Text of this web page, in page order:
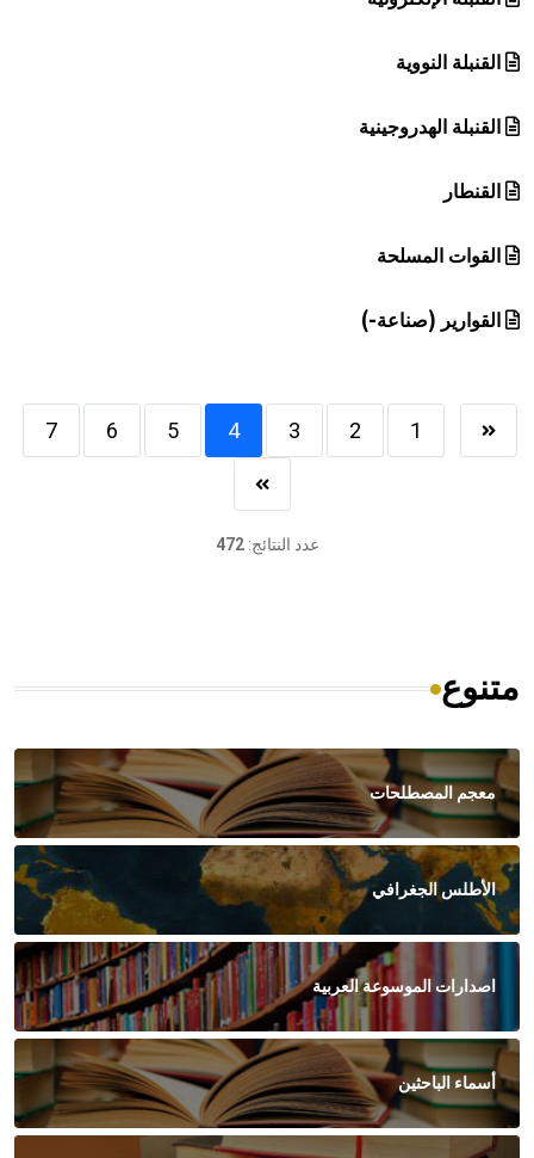
القنبلة النووية
القنبلة الهدروجينية
القنطار
القوات المسلحة
القوارير (صناعة-)
1
2
3
4
5
6
7
عدد النتائج:472
متنوع
معجم المصطلحات
الأطلس الجغرافي
اصدارات الموسوعة العربية
أسماء الباحثين